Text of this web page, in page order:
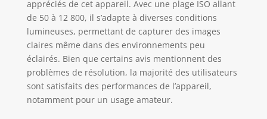
appréciés de cet appareil. Avec une plage ISO allant
de 50 à 12 800, il s’adapte à diverses conditions
lumineuses, permettant de capturer des images
claires même dans des environnements peu
éclairés. Bien que certains avis mentionnent des
problèmes de résolution, la majorité des utilisateurs
sont satisfaits des performances de l’appareil,
notamment pour un usage amateur.